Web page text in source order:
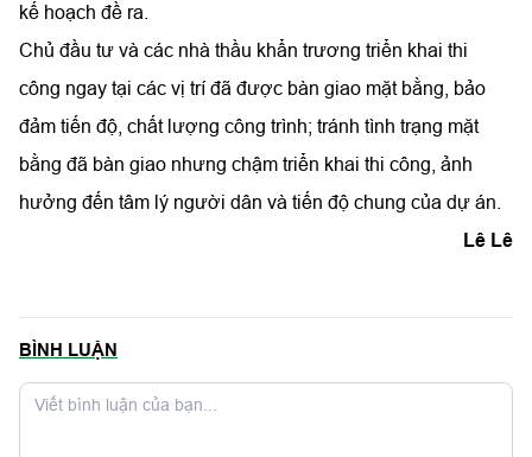
kế hoạch đề ra.
Chủ đầu tư và các nhà thầu khẩn trương triển khai thi
công ngay tại các vị trí đã được bàn giao mặt bằng, bảo
đảm tiến độ, chất lượng công trình; tránh tình trạng mặt
bằng đã bàn giao nhưng chậm triển khai thi công, ảnh
hưởng đến tâm lý người dân và tiến độ chung của dự án.
Lê Lê
BÌNH LUẬN